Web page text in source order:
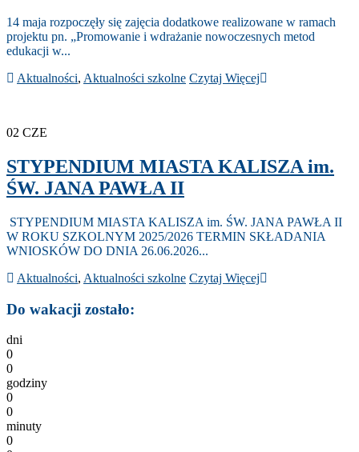
14 maja rozpoczęły się zajęcia dodatkowe realizowane w ramach
projektu pn. „Promowanie i wdrażanie nowoczesnych metod
edukacji w...
Aktualności, Aktualności szkolne Czytaj Więcej
02 CZE
STYPENDIUM MIASTA KALISZA im.
ŚW. JANA PAWŁA II
STYPENDIUM MIASTA KALISZA im. ŚW. JANA PAWŁA II
W ROKU SZKOLNYM 2025/2026 TERMIN SKŁADANIA
WNIOSKÓW DO DNIA 26.06.2026...
Aktualności, Aktualności szkolne Czytaj Więcej
Do wakacji zostało:
dni
0
0
godziny
0
0
minuty
0